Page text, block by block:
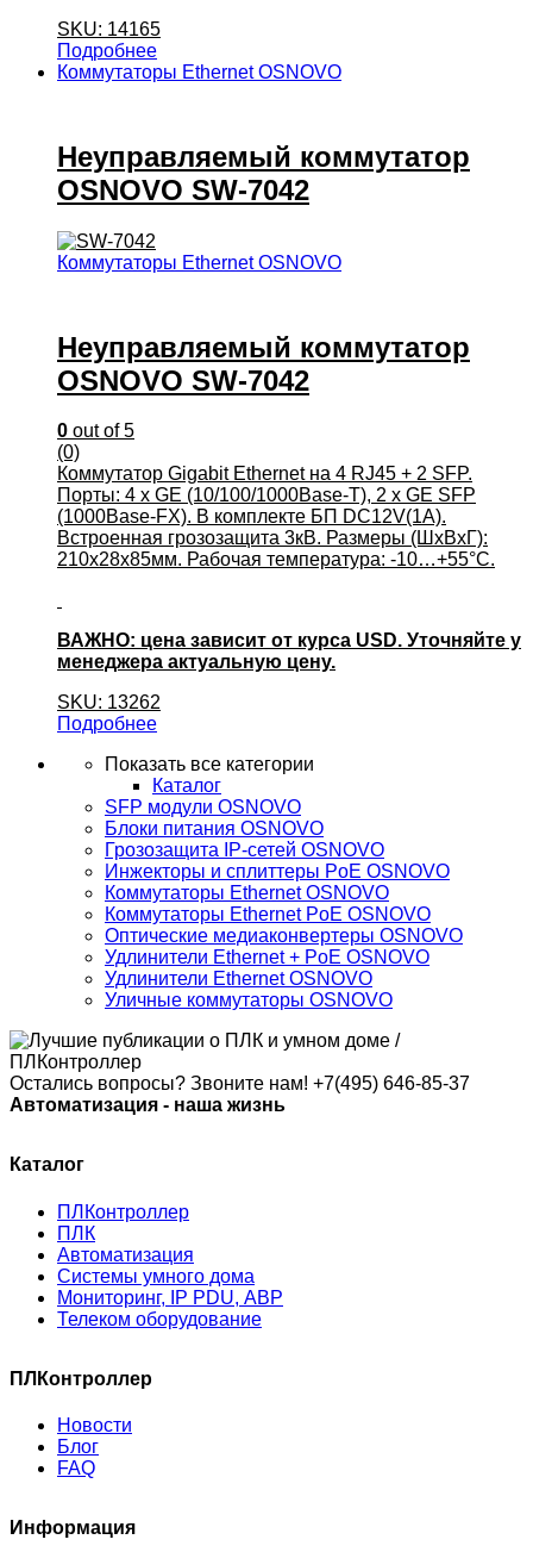
SKU: 14165
Подробнее
Коммутаторы Ethernet OSNOVO
Неуправляемый коммутатор
OSNOVO SW-7042
Коммутаторы Ethernet OSNOVO
Неуправляемый коммутатор
OSNOVO SW-7042
0 out of 5
(0)
Коммутатор Gigabit Ethernet на 4 RJ45 + 2 SFP.
Порты: 4 x GE (10/100/1000Base-T), 2 x GE SFP
(1000Base-FX). В комплекте БП DC12V(1A).
Встроенная грозозащита 3кВ. Размеры (ШхВхГ):
210x28x85мм. Рабочая температура: -10…+55°С.
ВАЖНО: цена зависит от курса USD. Уточняйте у
менеджера актуальную цену.
SKU: 13262
Подробнее
Показать все категории
Каталог
SFP модули OSNOVO
Блоки питания OSNOVO
Грозозащита IP-сетей OSNOVO
Инжекторы и сплиттеры PoE OSNOVO
Коммутаторы Ethernet OSNOVO
Коммутаторы Ethernet PoE OSNOVO
Оптические медиаконвертеры OSNOVO
Удлинители Ethernet + PoE OSNOVO
Удлинители Ethernet OSNOVO
Уличные коммутаторы OSNOVO
Остались вопросы? Звоните нам! +7(495) 646-85-37
Автоматизация - наша жизнь
Каталог
ПЛКонтроллер
ПЛК
Автоматизация
Системы умного дома
Мониторинг, IP PDU, АВР
Телеком оборудование
ПЛКонтроллер
Новости
Блог
FAQ
Информация